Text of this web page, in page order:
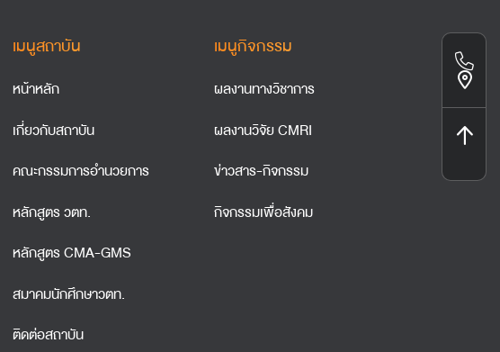
เมนูสถาบัน
หน้าหลัก
เกี่ยวกับสถาบัน
คณะกรรมการอำนวยการ
หลักสูตร วตท.
หลักสูตร CMA-GMS
สมาคมนักศึกษาวตท.
ติดต่อสถาบัน
เมนูกิจกรรม
ผลงานทางวิชาการ
ผลงานวิจัย CMRI
ข่าวสาร-กิจกรรม
กิจกรรมเพื่อสังคม